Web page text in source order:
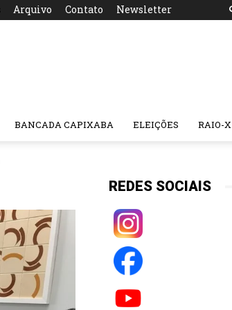
Arquivo Contato Newsletter
BANCADA CAPIXABA ELEIÇÕES RAIO-X
REDES SOCIAIS